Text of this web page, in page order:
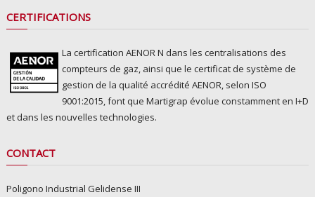
CERTIFICATIONS
La certification AENOR N dans les centralisations des
compteurs de gaz, ainsi que le certificat de système de
gestion de la qualité accrédité AENOR, selon ISO
9001:2015, font que Martigrap évolue constamment en I+D
et dans les nouvelles technologies.
CONTACT
Poligono Industrial Gelidense III